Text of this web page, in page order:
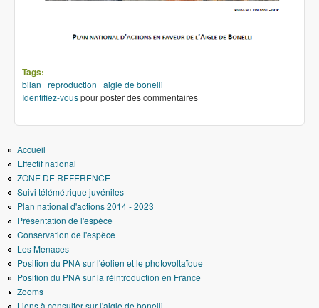
Tags:
bilan reproduction aigle de bonelli
Identifiez-vouspour poster des commentaires
Accueil
Effectif national
ZONE DE REFERENCE
Suivi télémétrique juvéniles
Plan national d'actions 2014 - 2023
Présentation de l'espèce
Conservation de l'espèce
Les Menaces
Position du PNA sur l'éolien et le photovoltaïque
Position du PNA sur la réintroduction en France
Zooms